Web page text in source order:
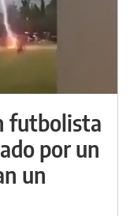
futbolista
por un
un